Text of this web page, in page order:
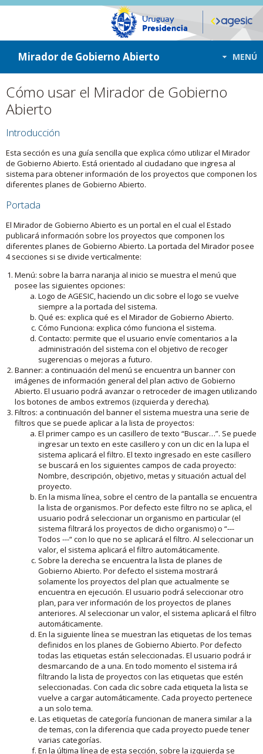
ir a contenido
ir al menú
Mirador de Gobierno Abierto MENÚ
Cómo usar el Mirador de Gobierno
Abierto
Introducción
Esta sección es una guía sencilla que explica cómo utilizar el Mirador
de Gobierno Abierto. Está orientado al ciudadano que ingresa al
sistema para obtener información de los proyectos que componen los
diferentes planes de Gobierno Abierto.
Portada
El Mirador de Gobierno Abierto es un portal en el cual el Estado
publicará información sobre los proyectos que componen los
diferentes planes de Gobierno Abierto. La portada del Mirador posee
4 secciones si se divide verticalmente:
Menú: sobre la barra naranja al inicio se muestra el menú que
posee las siguientes opciones:
Logo de AGESIC, haciendo un clic sobre el logo se vuelve
siempre a la portada del sistema.
Qué es: explica qué es el Mirador de Gobierno Abierto.
Cómo Funciona: explica cómo funciona el sistema.
Contacto: permite que el usuario envíe comentarios a la
administración del sistema con el objetivo de recoger
sugerencias o mejoras a futuro.
Banner: a continuación del menú se encuentra un banner con
imágenes de información general del plan activo de Gobierno
Abierto. El usuario podrá avanzar o retroceder de imagen utilizando
los botones de ambos extremos (izquierda y derecha).
Filtros: a continuación del banner el sistema muestra una serie de
filtros que se puede aplicar a la lista de proyectos:
El primer campo es un casillero de texto “Buscar…”. Se puede
ingresar un texto en este casillero y con un clic en la lupa el
sistema aplicará el filtro. El texto ingresado en este casillero
se buscará en los siguientes campos de cada proyecto:
Nombre, descripción, objetivo, metas y situación actual del
proyecto.
En la misma línea, sobre el centro de la pantalla se encuentra
la lista de organismos. Por defecto este filtro no se aplica, el
usuario podrá seleccionar un organismo en particular (el
sistema filtrará los proyectos de dicho organismo) o “---
Todos ---“ con lo que no se aplicará el filtro. Al seleccionar un
valor, el sistema aplicará el filtro automáticamente.
Sobre la derecha se encuentra la lista de planes de
Gobierno Abierto. Por defecto el sistema mostrará
solamente los proyectos del plan que actualmente se
encuentra en ejecución. El usuario podrá seleccionar otro
plan, para ver información de los proyectos de planes
anteriores. Al seleccionar un valor, el sistema aplicará el filtro
automáticamente.
En la siguiente línea se muestran las etiquetas de los temas
definidos en los planes de Gobierno Abierto. Por defecto
todas las etiquetas están seleccionadas. El usuario podrá ir
desmarcando de a una. En todo momento el sistema irá
filtrando la lista de proyectos con las etiquetas que estén
seleccionadas. Con cada clic sobre cada etiqueta la lista se
vuelve a cargar automáticamente. Cada proyecto pertenece
a un solo tema.
Las etiquetas de categoría funcionan de manera similar a la
de temas, con la diferencia que cada proyecto puede tener
varias categorías.
En la última línea de esta sección, sobre la izquierda se